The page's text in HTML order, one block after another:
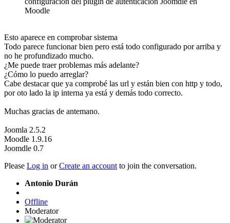
Moodle
Esto aparece en comprobar sistema
Todo parece funcionar bien pero está todo configurado por arriba y
no he profundizado mucho.
¿Me puede traer problemas más adelante?
¿Cómo lo puedo arreglar?
Cabe destacar que ya comprobé las url y están bien con http y todo,
por oto lado la ip interna ya está y demás todo correcto.
Muchas gracias de antemano.
Joomla 2.5.2
Moodle 1.9.16
Joomdle 0.7
Please Log in orCreate an account to join the conversation.
Antonio Durán
Offline
Moderator